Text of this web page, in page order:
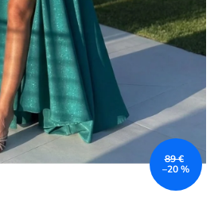
89 €
–20 %